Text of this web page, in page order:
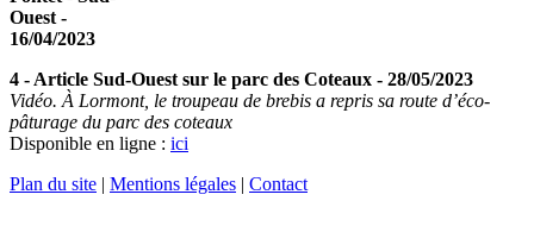
Ouest -
16/04/2023
4 - Article Sud-Ouest sur le parc des Coteaux - 28/05/2023
Vidéo. À Lormont, le troupeau de brebis a repris sa route d’éco-
pâturage du parc des coteaux
Disponible en ligne : ici
Plan du site | Mentions légales | Contact